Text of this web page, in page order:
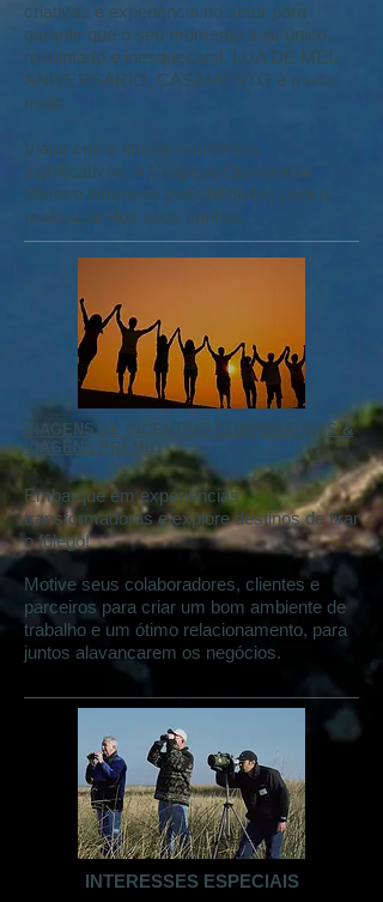
criativas e experiência no setor para
garantir que o seu momento seja único,
requintado e inesquecível. LUA DE MEL,
ANIVERSARIO, CASAMENTO e muito
mais.
Viajar cria e amplia momentos
significativos. A Chapada Diamantina
oferece inúmeras possibilidades para a
realização dos seus sonhos
VIAGENS DE INCENTIVO CORPORATIVAS &
VIAGENS PRÊMIO
Embarque em experiências
transformadoras e explore destinos de tirar
o fôlego!
Motive seus colaboradores, clientes e
parceiros para criar um bom ambiente de
trabalho e um ótimo relacionamento, para
juntos alavancarem os negócios.
INTERESSES ESPECIAIS